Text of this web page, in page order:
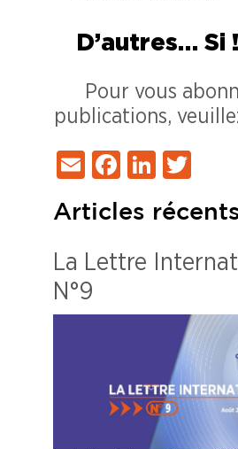
D’autres… Si !
Pour vous
publications,
EmailFacebook
Articles
La Lettre
N°9